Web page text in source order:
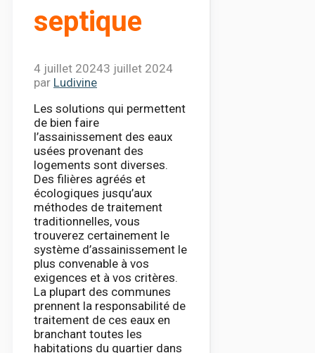
septique
4 juillet 20243 juillet 2024
par Ludivine
Les solutions qui permettent
de bien faire
l’assainissement des eaux
usées provenant des
logements sont diverses.
Des filières agréés et
écologiques jusqu’aux
méthodes de traitement
traditionnelles, vous
trouverez certainement le
système d’assainissement le
plus convenable à vos
exigences et à vos critères.
La plupart des communes
prennent la responsabilité de
traitement de ces eaux en
branchant toutes les
habitations du quartier dans